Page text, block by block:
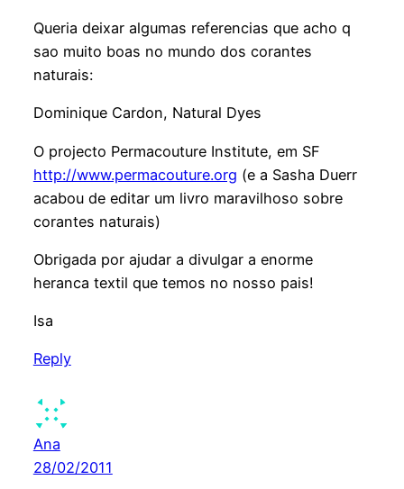
Queria deixar algumas referencias que acho q
sao muito boas no mundo dos corantes
naturais:
Dominique Cardon, Natural Dyes
O projecto Permacouture Institute, em SF
http://www.permacouture.org (e a Sasha Duerr
acabou de editar um livro maravilhoso sobre
corantes naturais)
Obrigada por ajudar a divulgar a enorme
heranca textil que temos no nosso pais!
Isa
Reply
Ana
28/02/2011